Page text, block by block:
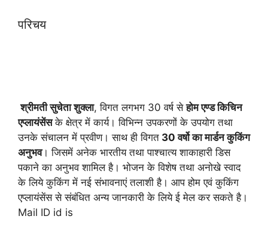
परिचय
श्रीमती सुचेता शुक्ला, विगत लगभग 30 वर्ष सेहोम एण्ड किचिन
एप्लायंसेंसके क्षेत्र में कार्य। विभिन्न उपकरणों के उपयोग तथा
उनके संचालन में प्रवीण। साथ ही विगत 30 वर्षो का मार्डन कुकिंग
अनुभव। जिसमें अनेक भारतीय तथा पाश्चात्य शाकाहारी डिस
पकाने का अनुभव शामिल है। भोजन के विशेष तथा अनोखे स्वाद
के लिये कुकिंग में नई संभावनाएं तलाशी है। आप होम एवं कुकिंग
एप्लायंसेंस से संबंधित अन्य जानकारी के लिये ई मेल कर सकते है।
Mail ID id is